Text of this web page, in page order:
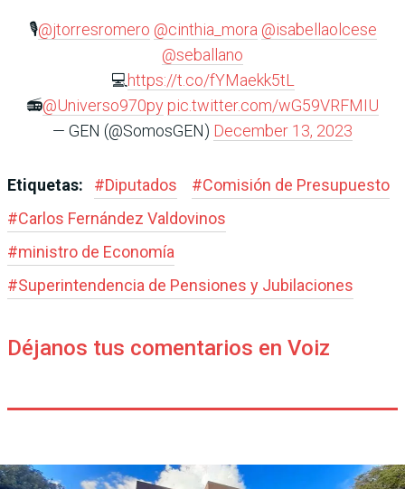
🎙️@jtorresromero @cinthia_mora @isabellaolcese
@seballano
💻 https://t.co/fYMaekk5tL
📻@Universo970py pic.twitter.com/wG59VRFMIU
— GEN (@SomosGEN) December 13, 2023
Etiquetas: #Diputados #Comisión de Presupuesto
#Carlos Fernández Valdovinos
#ministro de Economía
#Superintendencia de Pensiones y Jubilaciones
Déjanos tus comentarios en Voiz